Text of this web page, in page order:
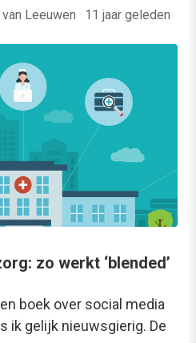
Leeuwen · 11 jaar geleden
zo werkt ‘blended’
boek over social media
ik gelijk nieuwsgierig. De